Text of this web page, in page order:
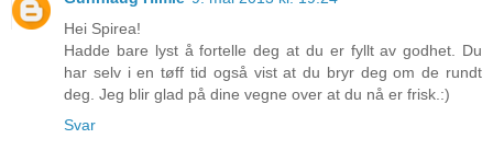
Hei Spirea!
Hadde bare lyst å fortelle deg at du er fyllt av godhet. Du
har selv i en tøff tid også vist at du bryr deg om de rundt
deg. Jeg blir glad på dine vegne over at du nå er frisk.:)
Svar